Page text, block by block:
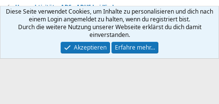
Hyperaktivität + ADS - ADHS bei Kindern
Kontakt Nutzungsbedingungen Datenschutz Hilfe
R
Community platform by XenForo ® © 2010-2026 XenForo Ltd.
Diese Seite verwendet Cookies, um Inhalte zu personalisieren und dich nach
einem Login angemeldet zu halten, wenn du registriert bist.
Durch die weitere Nutzung unserer Webseite erklärst du dich damit
einverstanden.
Akzeptieren
Erfahre mehr…